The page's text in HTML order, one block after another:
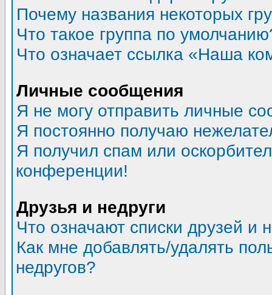
Почему названия некоторых
Что такое группа по
Что означает ссылка «Наша
Личные сообщения
Я не могу отправить личные
Я постоянно получаю
Я получил спам или
конференции!
Друзья и недруги
Что означают списки друзей и
Как мне добавлять/удалять
недругов?